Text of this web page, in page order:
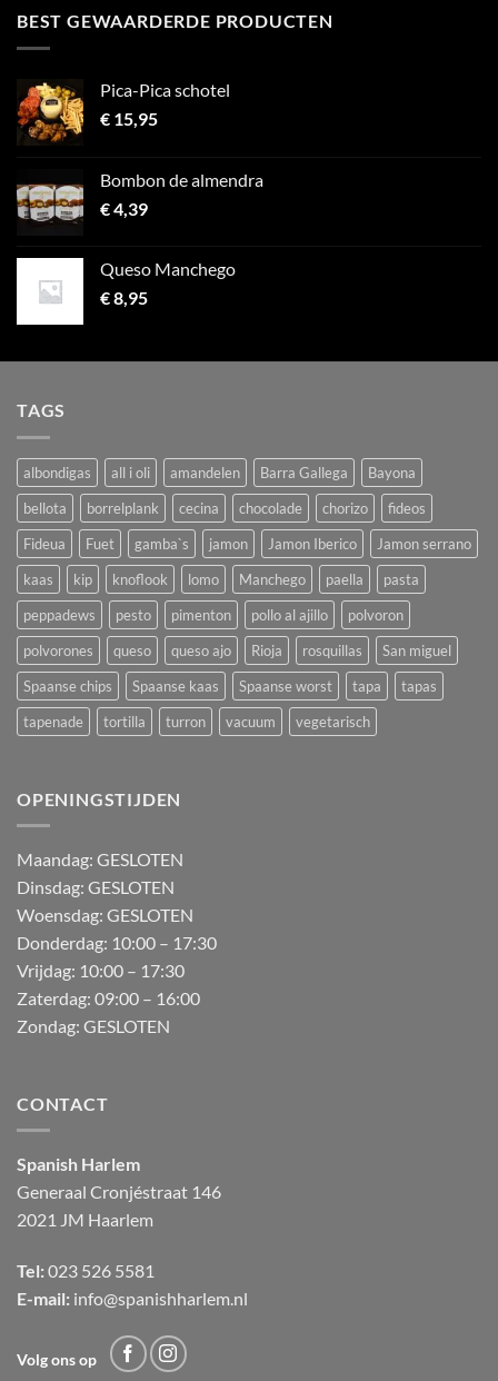
BEST GEWAARDERDE PRODUCTEN
Pica-Pica schotel
€ 15,95
Bombon de almendra
€4,39
Queso Manchego
€8,95
TAGS
albondigas all i oli amandelen Barra Gallega
Bayona
bellota
borrelplank cecina chocolade chorizo
fideos
Fideua
Fuet gamba`s jamon Jamon Iberico
Jamon serrano
kaas
kip knoflook lomo Manchego paella
pasta
peppadews
pesto pimenton pollo al ajillo
polvoron
polvorones
queso queso ajo Rioja rosquillas
San miguel
Spaanse chips
Spaanse kaas Spaanse worst tapa
tapas
tapenade
tortilla turron vacuum vegetarisch
OPENINGSTIJDEN
Maandag: GESLOTEN
Dinsdag: GESLOTEN
Woensdag: GESLOTEN
Donderdag: 10:00 – 17:30
Vrijdag: 10:00 – 17:30
Zaterdag: 09:00 – 16:00
Zondag: GESLOTEN
CONTACT
Spanish Harlem
Generaal Cronjéstraat 146
2021 JM Haarlem
Tel: 023 526 5581
E-mail: info@spanishharlem.nl
Volg ons op